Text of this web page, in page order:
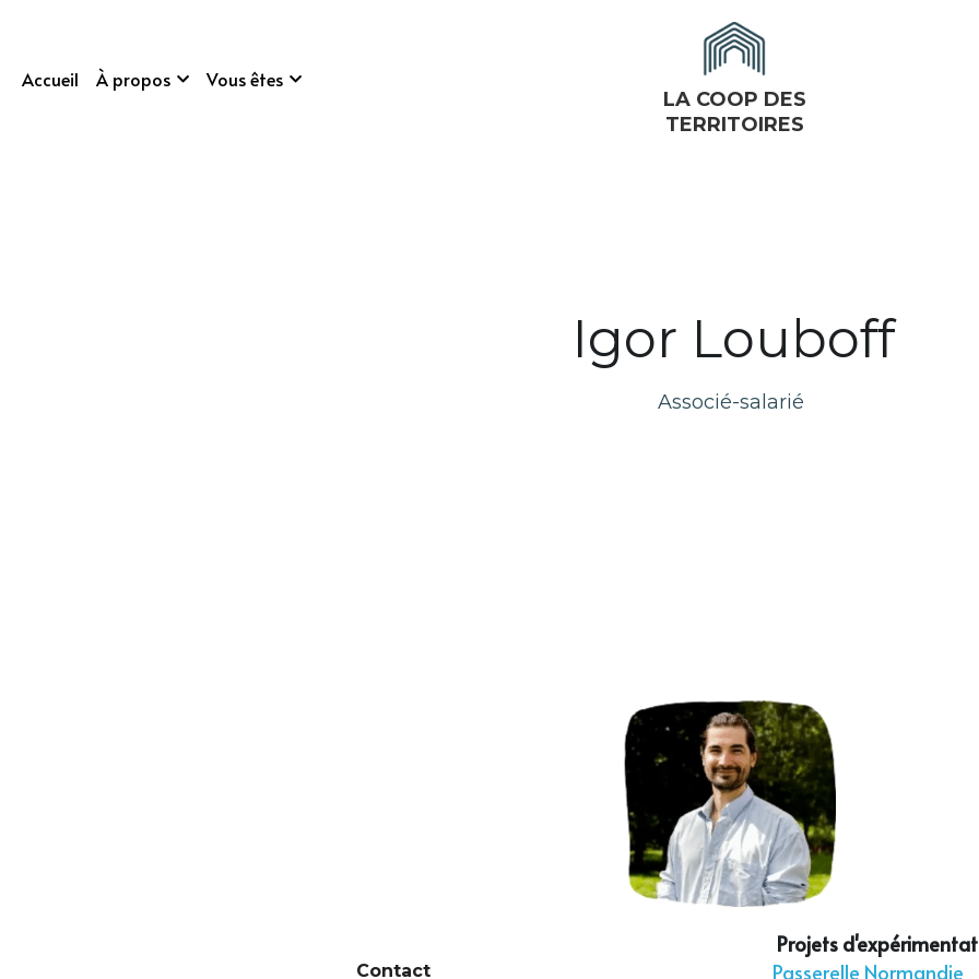
Accueil À propos
Vous êtes
LA COOP DES
TERRITOIRES
Igor Louboff
Associé-salarié
Contact
Projets
Passerelle Normandie